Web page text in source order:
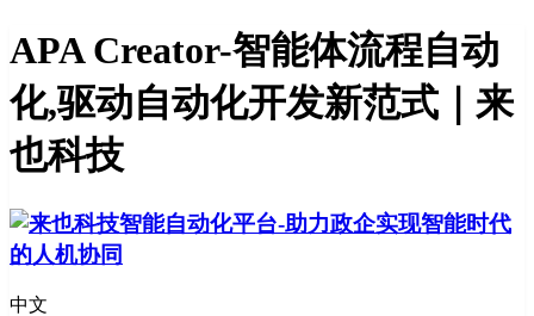
APA Creator-智能体流程自动
化,驱动自动化开发新范式｜来
也科技
中文